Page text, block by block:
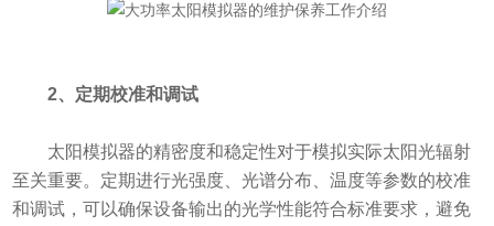
2、定期校准和调试
太阳模拟器的精密度和稳定性对于模拟实际太阳光辐射
至关重要。定期进行光强度、光谱分布、温度等参数的校准
和调试，可以确保设备输出的光学性能符合标准要求，避免